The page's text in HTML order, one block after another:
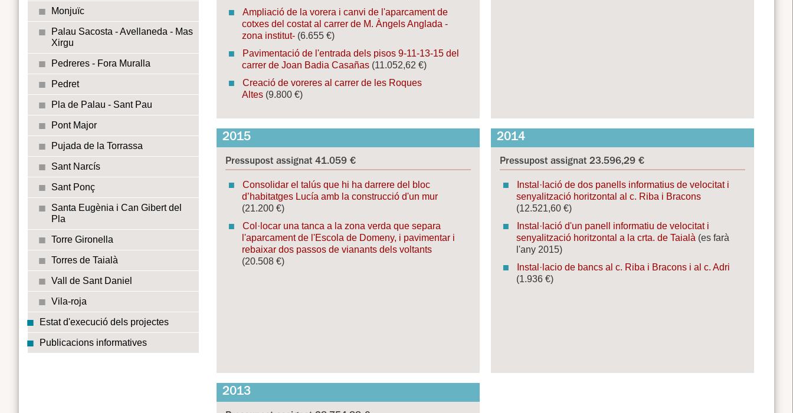
Monjuïc
Palau Sacosta - Avellaneda - Mas
Xirgu
Pedreres - Fora Muralla
Pedret
Pla de Palau - Sant Pau
Pont Major
Pujada de la Torrassa
Sant Narcís
Sant Ponç
Santa Eugènia i Can Gibert del
Pla
Torre Gironella
Torres de Taialà
Vall de Sant Daniel
Vila-roja
Estat d'execució dels projectes
Publicacions informatives
Ampliació de la vorera i canvi de l'aparcament de
cotxes del costat al carrer de M. Àngels Anglada -
zona institut- (6.655 €)
Pavimentació de l'entrada dels pisos 9-11-13-15 del
carrer de Joan Badia Casañas (11.052,62 €)
Creació de voreres al carrer de les Roques
Altes (9.800 €)
2015
Pressupost assignat 41.059 €
Consolidar el talús que hi ha darrere del bloc
d’habitatges Lucía amb la construcció d'un mur
(21.200 €)
Col·locar una tanca a la zona verda que separa
l'aparcament de l'Escola de Domeny, i pavimentar i
rebaixar dos passos de vianants dels voltants
(20.508 €)
2014
Pressupost assignat 23.596,29 €
Instal·lació de dos panells informatius de velocitat i
senyalització horitzontal al c. Riba i Bracons
(12.521,60 €)
Instal·lació d'un panell informatiu de velocitat i
senyalització horitzontal a la crta. de Taialà (es farà
l'any 2015)
Instal·lacio de bancs al c. Riba i Bracons i al c. Adri
(1.936 €)
2013